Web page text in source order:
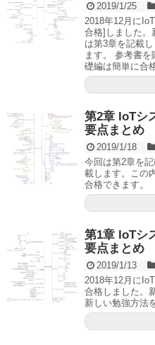
2019/1/25
2018年12月に
合格]しました。
は第3章を記載
ます。 参考書
礎編は簡単に合
第2章 IoTシ
要点まとめ
2019/1/18
今回は第2章を
載します。この
合格できます。
第1章 IoTシ
要点まとめ
2019/1/13
2018年12月に
合格しました。
新しい勉強方法